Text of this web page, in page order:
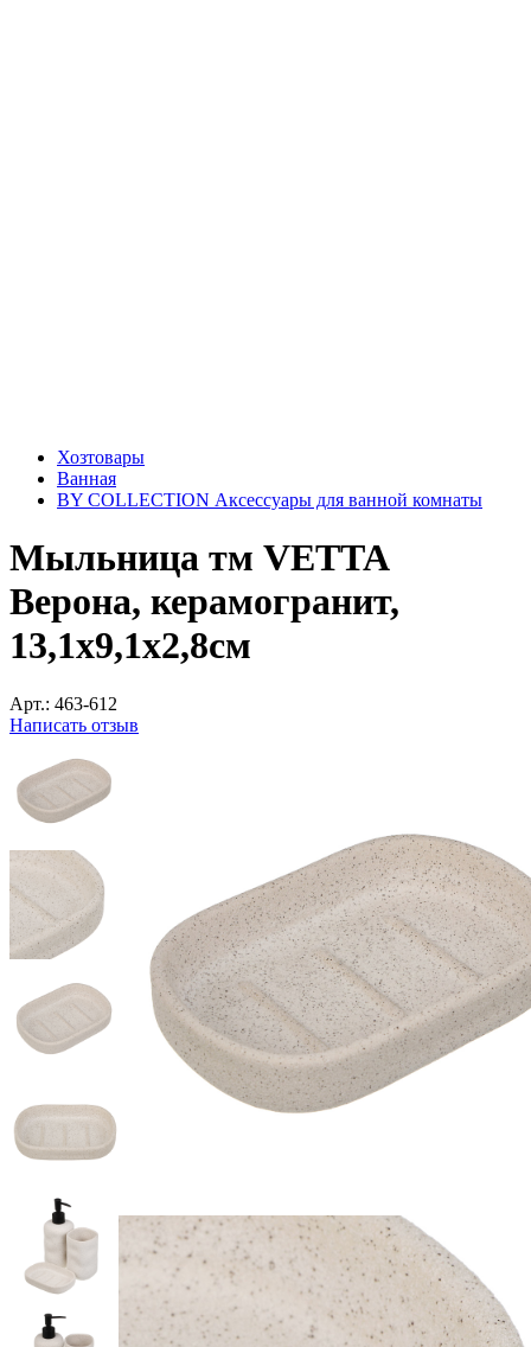
Хозтовары
Ванная
BY COLLECTION Аксессуары для ванной комнаты
Мыльница тм VETTA
Верона, керамогранит,
13,1x9,1x2,8см
Арт.: 463-612
Написать отзыв